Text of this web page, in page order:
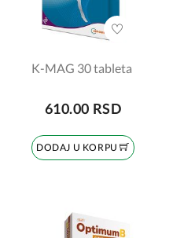
K-MAG 30 tableta
610.00 RSD
DODAJ U KORPU